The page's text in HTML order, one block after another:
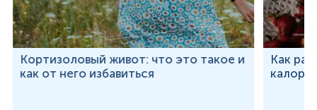
Кортизоловый живот: что это такое и
как от него избавиться
Как